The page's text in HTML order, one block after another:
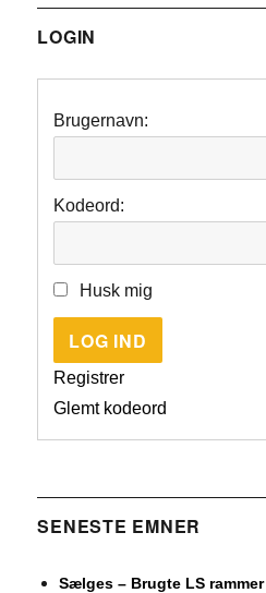
LOGIN
Brugernavn:
Kodeord:
Husk mig
LOG IND
Registrer
Glemt kodeord
SENESTE EMNER
Sælges – Brugte LS rammer